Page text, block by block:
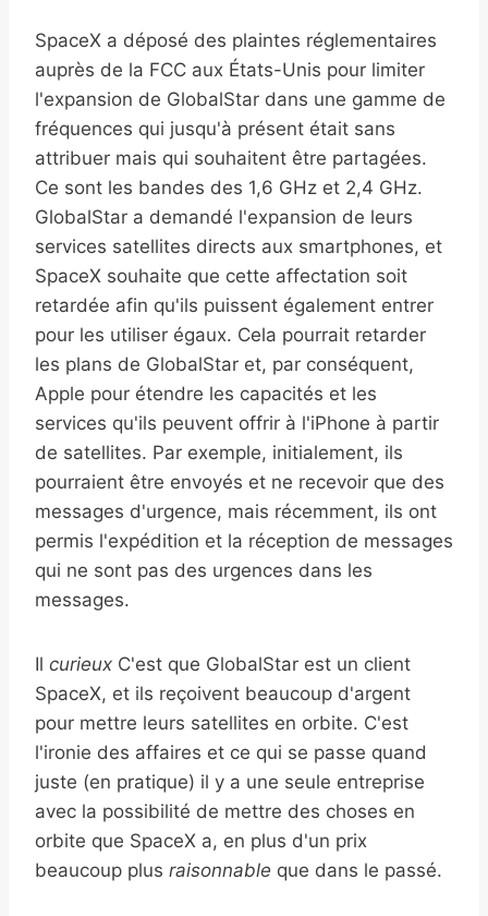
SpaceX a déposé des plaintes réglementaires
auprès de la FCC aux États-Unis pour limiter
l'expansion de GlobalStar dans une gamme de
fréquences qui jusqu'à présent était sans
attribuer mais qui souhaitent être partagées.
Ce sont les bandes des 1,6 GHz et 2,4 GHz.
GlobalStar a demandé l'expansion de leurs
services satellites directs aux smartphones, et
SpaceX souhaite que cette affectation soit
retardée afin qu'ils puissent également entrer
pour les utiliser égaux. Cela pourrait retarder
les plans de GlobalStar et, par conséquent,
Apple pour étendre les capacités et les
services qu'ils peuvent offrir à l'iPhone à partir
de satellites. Par exemple, initialement, ils
pourraient être envoyés et ne recevoir que des
messages d'urgence, mais récemment, ils ont
permis l'expédition et la réception de messages
qui ne sont pas des urgences dans les
messages.
Il curieux C'est que GlobalStar est un client
SpaceX, et ils reçoivent beaucoup d'argent
pour mettre leurs satellites en orbite. C'est
l'ironie des affaires et ce qui se passe quand
juste (en pratique) il y a une seule entreprise
avec la possibilité de mettre des choses en
orbite que SpaceX a, en plus d'un prix
beaucoup plus raisonnable que dans le passé.